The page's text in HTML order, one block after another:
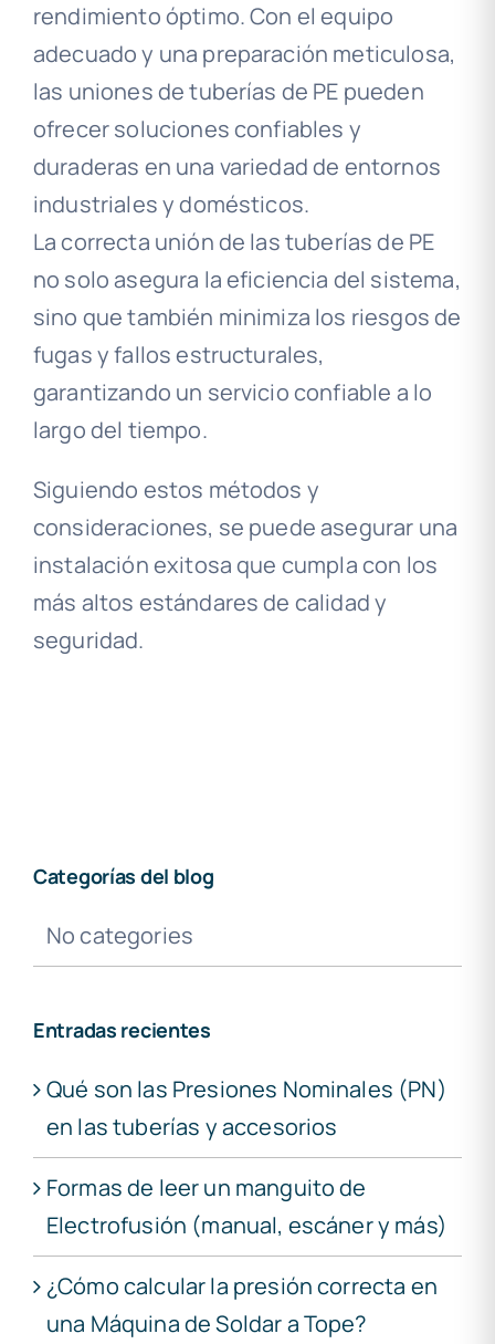
rendimiento óptimo. Con el equipo
adecuado y una preparación meticulosa,
las uniones de tuberías de PE pueden
ofrecer soluciones confiables y
duraderas en una variedad de entornos
industriales y domésticos.
La correcta unión de las tuberías de PE
no solo asegura la eficiencia del sistema,
sino que también minimiza los riesgos de
fugas y fallos estructurales,
garantizando un servicio confiable a lo
largo del tiempo.
Siguiendo estos métodos y
consideraciones, se puede asegurar una
instalación exitosa que cumpla con los
más altos estándares de calidad y
seguridad.
Categorías del blog
No categories
Entradas recientes
Qué son las Presiones Nominales (PN)
en las tuberías y accesorios
Formas de leer un manguito de
Electrofusión (manual, escáner y más)
¿Cómo calcular la presión correcta en
una Máquina de Soldar a Tope?